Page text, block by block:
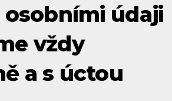
osobními údaji
vždy
a s úctou